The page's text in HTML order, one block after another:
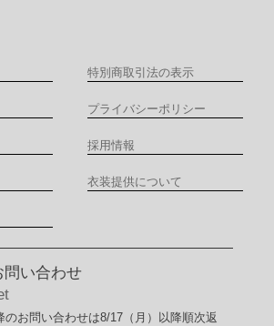
特別商取引法の表示
プライバシーポリシー
採用情報
衣装提供について
問い合わせ
お問い合わせは8/17（月）以降順次返